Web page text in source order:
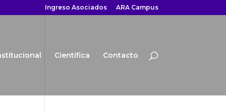
Ingreso Asociados ARA Campus
Científica Contacto